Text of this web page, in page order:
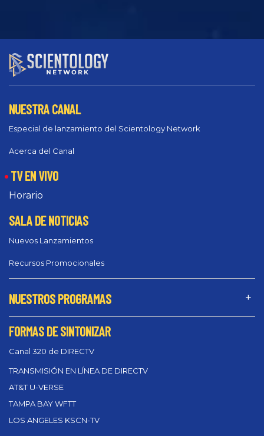
NUESTRA CANAL
Especial de lanzamiento del Scientology Network
Acerca del Canal
TV EN VIVO
Horario
SALA DE NOTICIAS
Nuevos Lanzamientos
Recursos Promocionales
NUESTROS PROGRAMAS
FORMAS DE SINTONIZAR
Canal 320 de DIRECTV
TRANSMISIÓN EN LÍNEA DE DIRECTV
AT&T U-VERSE
TAMPA BAY WFTT
LOS ANGELES KSCN-TV